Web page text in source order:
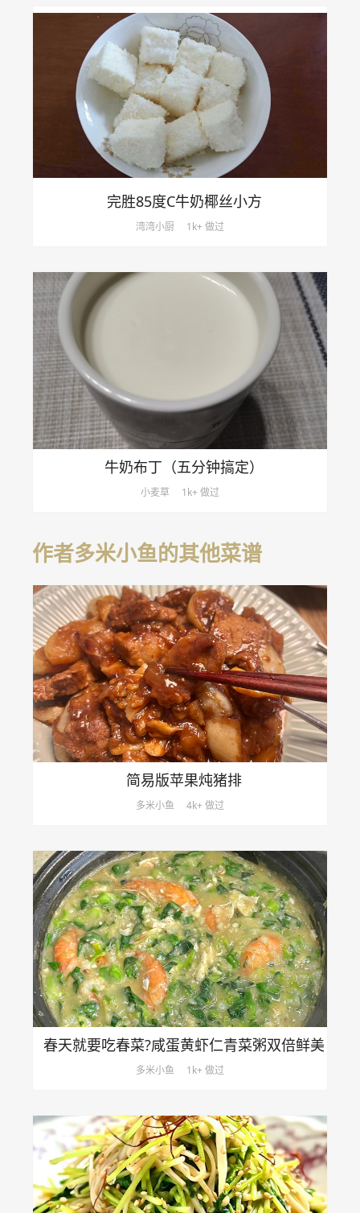
完胜85度C牛奶椰丝小方
湾湾小厨 1k+ 做过
牛奶布丁（五分钟搞定）
小麦草 1k+ 做过
作者多米小鱼的其他菜谱
简易版苹果炖猪排
多米小鱼 4k+ 做过
春天就要吃春菜?咸蛋黄虾仁青菜粥双倍鲜美
多米小鱼 1k+ 做过